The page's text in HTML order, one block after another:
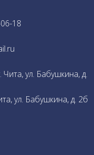
18
Чита, ул. Бабушкина, д.
ул. Бабушкина, д. 2б